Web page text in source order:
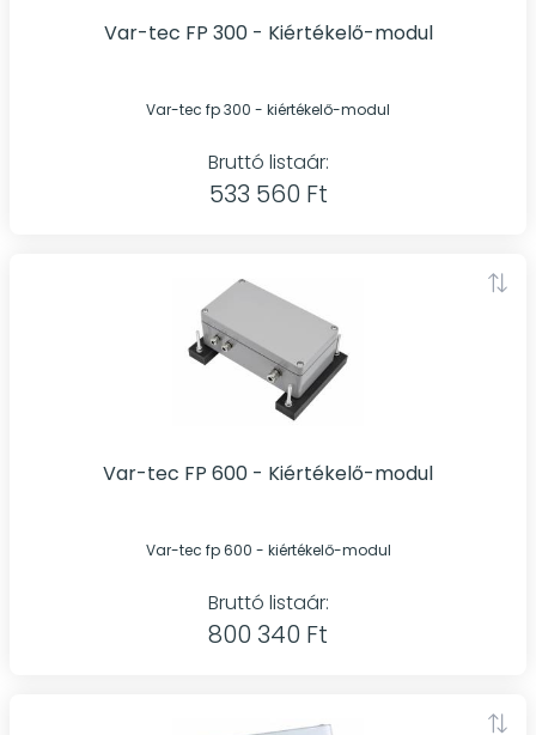
Var-tec FP 300 - Kiértékelő-modul
Var-tec fp 300 - kiértékelő-modul
Bruttó listaár:
533 560 Ft
Var-tec FP 600 - Kiértékelő-modul
Var-tec fp 600 - kiértékelő-modul
Bruttó listaár:
800 340 Ft